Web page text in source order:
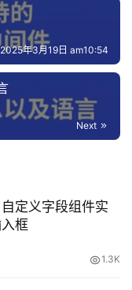
2025年3月19日 am10:54
Next
自定义字段组件实
框
1.3K